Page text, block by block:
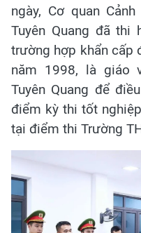
ngày, Cơ quan
Tuyên Quang đã thi
trường hợp khẩn cấp
năm 1998, là giáo
Tuyên Quang để
điểm kỳ thi tốt
tại điểm thi Trường